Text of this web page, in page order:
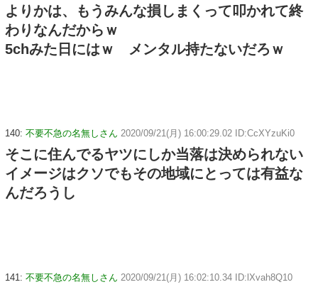
よりかは、もうみんな損しまくって叩かれて終
わりなんだからｗ
5chみた日にはｗ メンタル持たないだろｗ
140: 不要不急の名無しさん 2020/09/21(月) 16:00:29.02 ID:CcXYzuKi0
そこに住んでるヤツにしか当落は決められない
イメージはクソでもその地域にとっては有益な
んだろうし
141: 不要不急の名無しさん 2020/09/21(月) 16:02:10.34 ID:lXvah8Q10